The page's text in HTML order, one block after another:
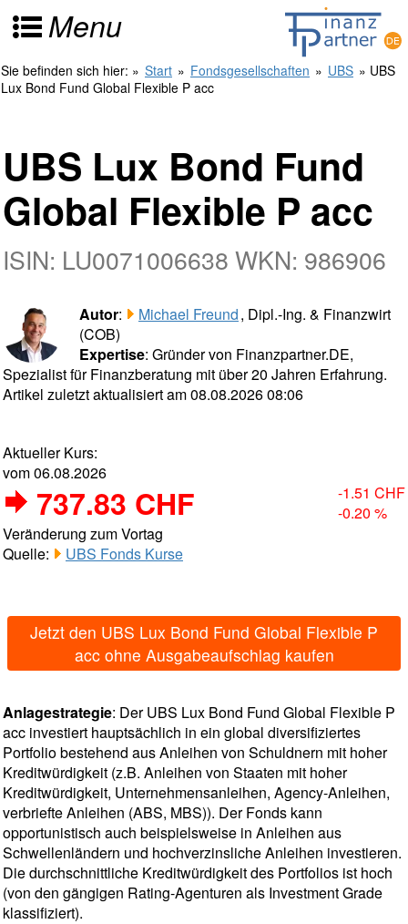
Menu
Sie befinden sich hier: » Start » Fondsgesellschaften » UBS » UBS
Lux Bond Fund Global Flexible P acc
UBS Lux Bond Fund
Global Flexible P acc
ISIN: LU0071006638 WKN: 986906
Autor: Michael Freund, Dipl.-Ing. & Finanzwirt
(COB)
Expertise: Gründer von Finanzpartner.DE,
Spezialist für Finanzberatung mit über 20 Jahren Erfahrung.
Artikel zuletzt aktualisiert am 08.08.2026 08:06
Aktueller Kurs:
vom 06.08.2026
737.83 CHF
-1.51 CHF
-0.20 %
Veränderung zum Vortag
Quelle:
UBS Fonds Kurse
Jetzt den UBS Lux Bond Fund Global Flexible P
acc ohne Ausgabeaufschlag kaufen
Anlagestrategie: Der UBS Lux Bond Fund Global Flexible P
acc investiert hauptsächlich in ein global diversifiziertes
Portfolio bestehend aus Anleihen von Schuldnern mit hoher
Kreditwürdigkeit (z.B. Anleihen von Staaten mit hoher
Kreditwürdigkeit, Unternehmensanleihen, Agency-Anleihen,
verbriefte Anleihen (ABS, MBS)). Der Fonds kann
opportunistisch auch beispielsweise in Anleihen aus
Schwellenländern und hochverzinsliche Anleihen investieren.
Die durchschnittliche Kreditwürdigkeit des Portfolios ist hoch
(von den gängigen Rating-Agenturen als Investment Grade
klassifiziert).